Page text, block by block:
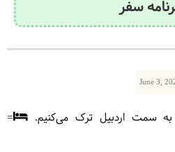
سفر
June 3,
به سمت اردبیل ترک می‌کنیم.
=